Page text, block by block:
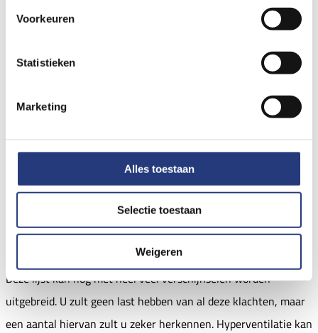
Voorkeuren
Statistieken
Marketing
Alles toestaan
Selectie toestaan
Weigeren
waas voor de ogen
klam gevoel
angst om flauw te vallen
slap gevoel in de knieën
het idee gek te worden of dood te gaan
Deze lijst kan nog met heel veel verschijnselen worden
uitgebreid. U zult geen last hebben van al deze klachten, maar
een aantal hiervan zult u zeker herkennen. Hyperventilatie kan